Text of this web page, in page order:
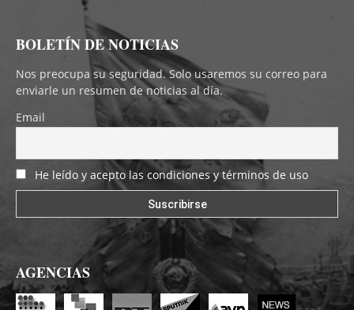
BOLETÍN DE NOTICIAS
Nos preocupa su seguridad. Solo usaremos su correo para
enviarle un resumen de noticias al día.
Email
He leído y acepto las condiciones y términos de uso
AGENCIAS